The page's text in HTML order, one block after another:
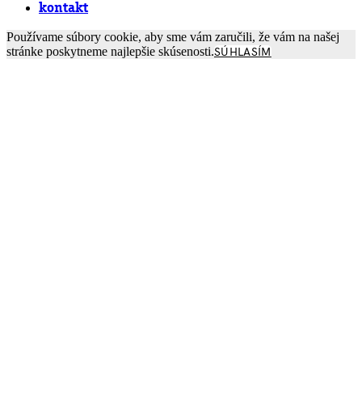
kontakt
Používame súbory cookie, aby sme vám zaručili, že vám na našej
stránke poskytneme najlepšie skúsenosti.SÚHLASÍM